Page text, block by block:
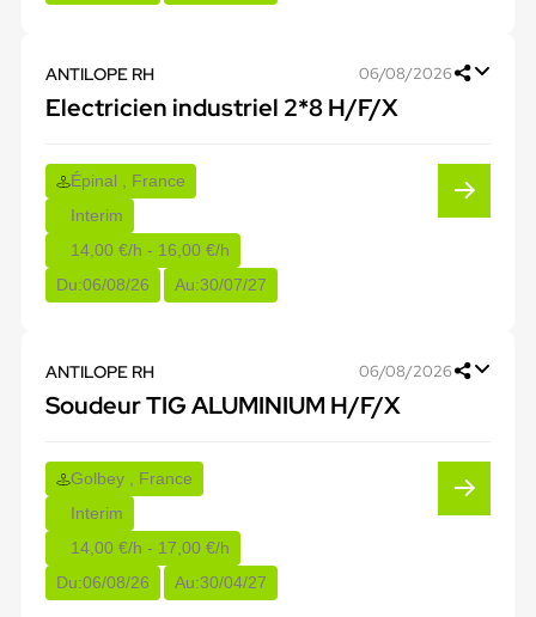
ANTILOPE RH 06/08/2026
Electricien industriel 2*8 H/F/X
Épinal , France
Interim
14,00 €/h - 16,00 €/h
Du:06/08/26 Au:30/07/27
ANTILOPE RH 06/08/2026
Soudeur TIG ALUMINIUM H/F/X
Golbey , France
Interim
14,00 €/h - 17,00 €/h
Du:06/08/26 Au:30/04/27